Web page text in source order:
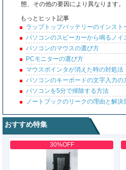
態、その他の要因により異なります。
もっとヒット記事
ラップトップバッテリーのインスト
パソコンのスピーカーから鳴るノイ
パソコンのマウスの選び方
PCモニターの選び方
マウスポインタが消えた時の対処法
パソコンのキーボードの文字入力の
パソコンを5分で掃除する方法
ノートブックのリークの理由と解決
おすすめ特集
30%OFF